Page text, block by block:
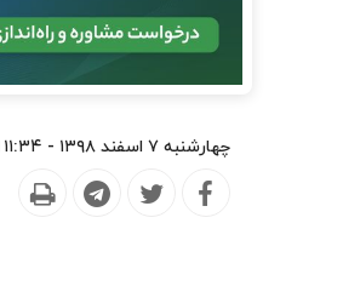
چهارشنبه ۷ اسفند ۱۳۹۸ - ۱۱:۳۴